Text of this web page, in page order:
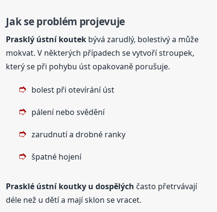
Jak se problém projevuje
Prasklý ústní koutek bývá zarudlý, bolestivý a může
mokvat. V některých případech se vytvoří stroupek,
který se při pohybu úst opakovaně porušuje.
bolest při otevírání úst
pálení nebo svědění
zarudnutí a drobné ranky
špatné hojení
Prasklé ústníkoutky u dospělých často přetrvávají
déle než u dětí a mají sklon se vracet.